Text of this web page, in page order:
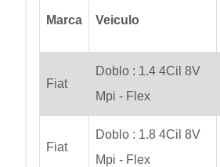
Marca Veiculo
Fiat
Doblo : 1.4 4Cil 8V
Mpi - Flex
Fiat
Doblo : 1.8 4Cil 8V
Mpi - Flex